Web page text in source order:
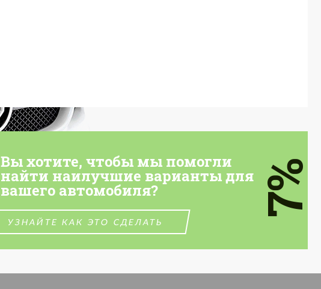
Вы хотите, чтобы мы помогли
найти наилучшие варианты для
вашего автомобиля?
УЗНАЙТЕ КАК ЭТО СДЕЛАТЬ
7%